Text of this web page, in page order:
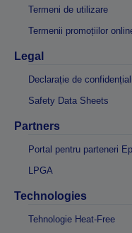
Termeni de utilizare
Termenii promoțiilor
Legal
Declarație de
Safety Data Sheets
Partners
Portal pentru parteneri
LPGA
Technologies
Tehnologie Heat-Free